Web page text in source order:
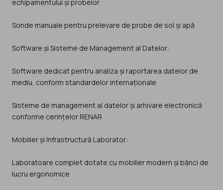
echipamentului și probelor
Sonde manuale pentru prelevare de probe de sol și apă
Software și Sisteme de Management al Datelor:
Software dedicat pentru analiza și raportarea datelor de
mediu, conform standardelor internaționale
Sisteme de management al datelor și arhivare electronică
conforme cerințelor RENAR
Mobilier și Infrastructură Laborator:
Laboratoare complet dotate cu mobilier modern și bănci de
lucru ergonomice